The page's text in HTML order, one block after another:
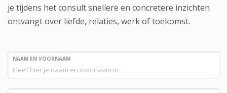
je tijdens het consult snellere en concretere inzichten
ontvangt over liefde, relaties, werk of toekomst.
NAAM EN VOORNAAM